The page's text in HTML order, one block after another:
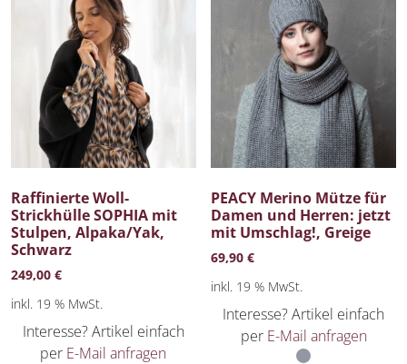
Raffinierte Woll-
Strickhülle SOPHIA mit
Stulpen, Alpaka/Yak,
Schwarz
249,00 €
inkl. 19 % MwSt.
Interesse? Artikel einfach
per E-Mail anfragen
PEACY Merino Mütze für
Damen und Herren: jetzt
mit Umschlag!, Greige
69,90€
inkl. 19 % MwSt.
Interesse? Artikel einfach
per E-Mail anfragen